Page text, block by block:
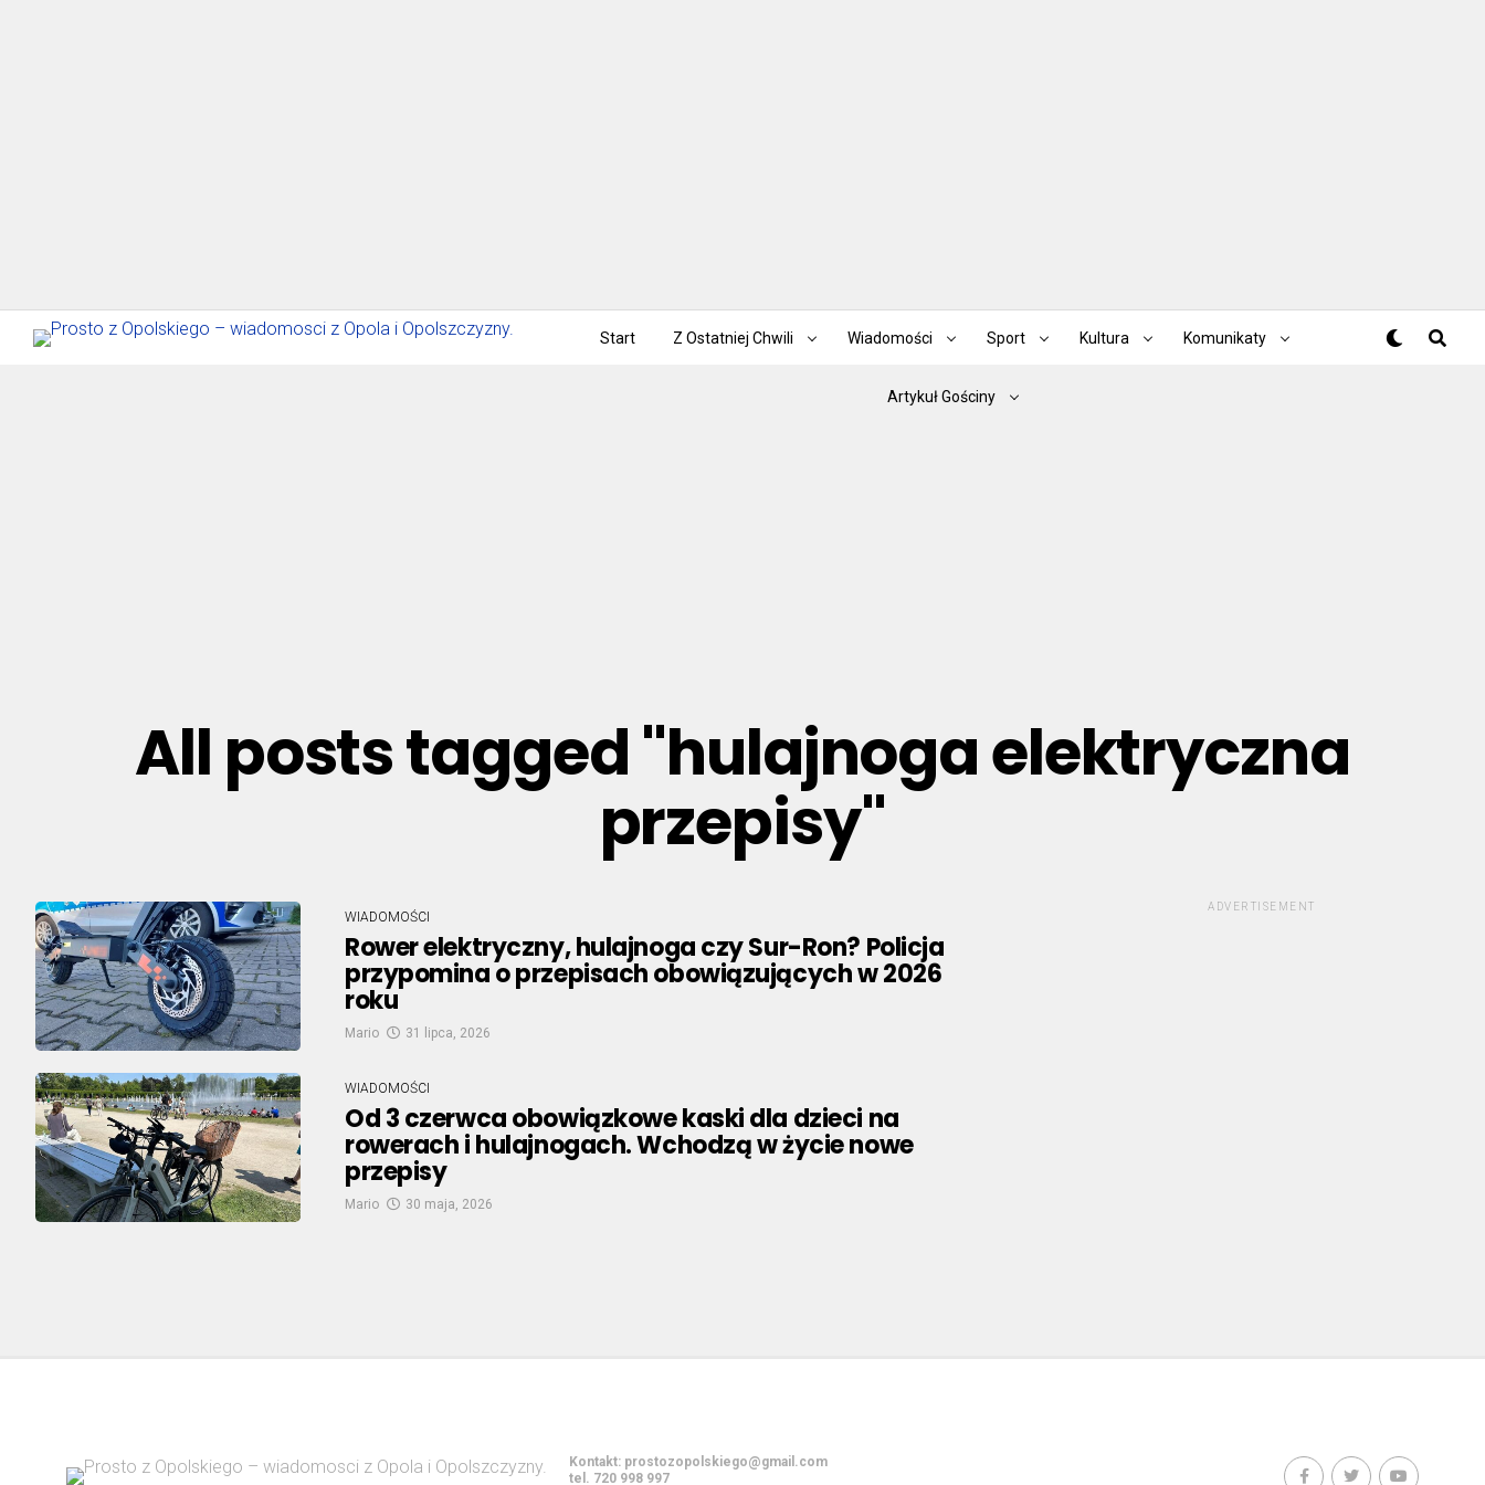
Start Z Ostatniej Chwili Wiadomości Sport Kultura Komunikaty
Artykuł Gościny
All posts tagged "hulajnoga elektryczna
przepisy"
WIADOMOŚCI
Rower elektryczny, hulajnoga czy Sur-Ron? Policja
przypomina o przepisach obowiązujących w 2026
roku
Mario 31 lipca, 2026
WIADOMOŚCI
Od 3 czerwca obowiązkowe kaski dla dzieci na
rowerach i hulajnogach. Wchodzą w życie nowe
przepisy
Mario 30 maja, 2026
ADVERTISEMENT
Kontakt: prostozopolskiego@gmail.com
tel. 720 998 997